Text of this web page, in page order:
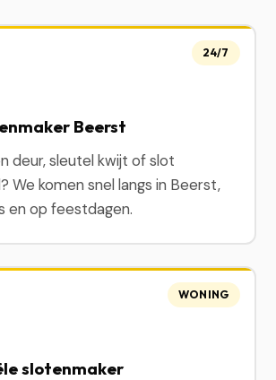
Beerst
deur, sleutel kwijt of slot
We komen snel langs in Beerst,
en op feestdagen.
24/7
slotenmaker
WONING